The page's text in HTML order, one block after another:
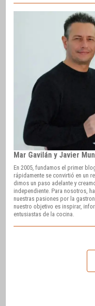
Mar Gavilán y Javier
En 2005, fundamos el primer
rápidamente se convirtió en un
dimos un paso adelante y
independiente. Para nosotros,
nuestras pasiones por la
nuestro objetivo es inspirar,
entusiastas de la cocina.